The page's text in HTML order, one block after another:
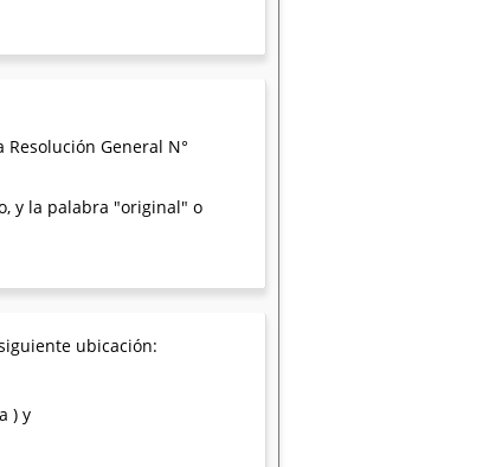
General N°
y la palabra "original" o
ubicación:
) y